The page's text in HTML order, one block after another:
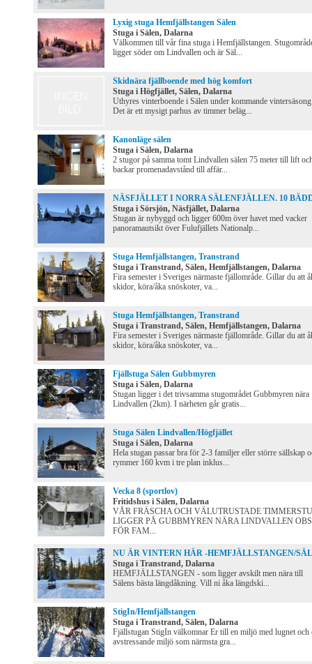
Lyxig stuga Hemfjällstangen Sälen
Stuga i Sälen, Dalarna
Välkommen till vår fina stuga i Hemfjällstangen.
ligger söder om Lindvallen och är Säl...
Skidnära fjällboende med hög komfort
Stuga i Högfjället, Sälen, Dalarna
Uthyres vinterboende i Sälen under kommande
Det är ett mysigt parhus av timmer beläg...
Kanonläge sälen
Stuga i Sälen, Dalarna
2 stugor på samma tomt Lindvallen sälen 75 meter till lift
backar promenadavstånd till affär...
NÄSFJÄLLET I NORRA SÄLENFJÄLLEN. 10
Stuga i Sörsjön, Näsfjället, Dalarna
Stugan är nybyggd och ligger 600m över havet med vacker
panoramautsikt över Fulufjällets Nationalp...
Stuga Hemfjällstangen, Transtrand
Stuga i Transtrand, Sälen, Hemfjällstangen, Dalarna
Fira semester i Sveriges närmaste fjällområde. Gillar du att
skidor, köra/åka snöskoter, va...
Stuga Hemfjällstangen, Transtrand
Stuga i Transtrand, Sälen, Hemfjällstangen, Dalarna
Fira semester i Sveriges närmaste fjällområde. Gillar du att
skidor, köra/åka snöskoter, va...
Fjällstuga Sälen Gubbmyren
Stuga i Sälen, Dalarna
Stugan ligger i det trivsamma stugområdet Gubbmyren nära
Lindvallen (2km). I närheten går gratis...
Stuga Sälen Lindvallen/Högfjället
Stuga i Sälen, Dalarna
Hela stugan passar bra för 2-3 familjer eller större sällskap
rymmer 160 kvm i tre plan inklus...
Vecka 8 (sportlov)
Fritidshus i Sälen, Dalarna
VÅR FRÄSCHA OCH VÄLUTRUSTADE
LIGGER PÅ GUBBMYREN NÄRA LINDVALLEN
FÖR FAM...
NU ÄR VINTERN HÄR -HEMFJÄLLSTANGEN/
Stuga i Transtrand, Dalarna
HEMFJÄLLSTANGEN - som ligger avskilt men nära till
Sälens bästa längdåkning. Vill ni åka längdski...
StigIn/Hemfjällstangen
Stuga i Transtrand, Sälen, Dalarna
Fjällstugan StigIn välkomnar Er till en miljö med lugnet och
avstressande miljö som närmsta gra...